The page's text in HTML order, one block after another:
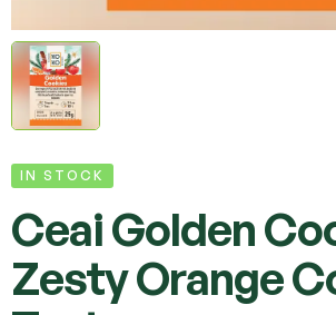
IN STOCK
Ceai Golden
Zesty Orange